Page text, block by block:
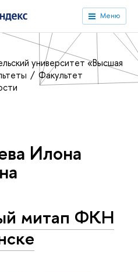
Меню
университет «Высшая
Факультет
Илона
митап ФКН